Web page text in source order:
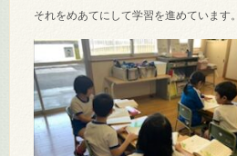
それをめあてにして学習を進めています。